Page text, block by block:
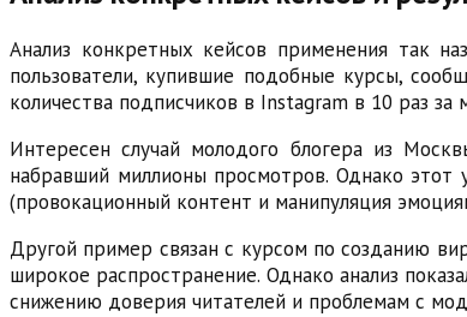
Анализ конкретных кейсов применения так
пользователи, купившие подобные курсы,
количества подписчиков в Instagram в 10 раз
Интересен случай молодого блогера из
набравший миллионы просмотров. Однако этот
(провокационный контент и манипуляция
Другой пример связан с курсом по созданию
широкое распространение. Однако анализ
снижению доверия читателей и проблемам с